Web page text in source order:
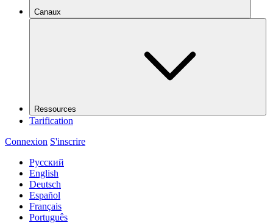
Canaux
Ressources
Tarification
Connexion S'inscrire
Русский
English
Deutsch
Español
Français
Português